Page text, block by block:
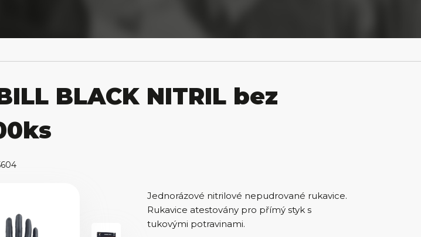
BLACK NITRIL bez
Jednorázové nitrilové nepudrované rukavice.
Rukavice atestovány pro přímý styk s
tukovými potravinami.